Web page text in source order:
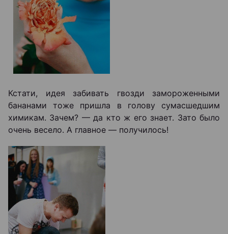
Кстати, идея забивать гвозди замороженными
бананами тоже пришла в голову сумасшедшим
химикам. Зачем? — да кто ж его знает. Зато было
очень весело. А главное — получилось!